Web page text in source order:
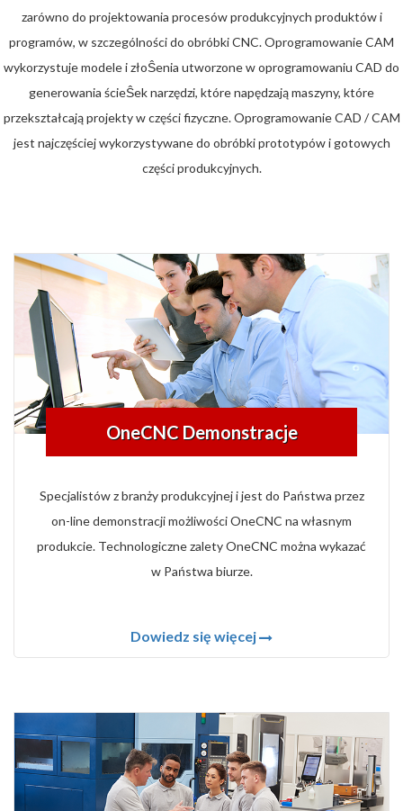
zarówno do projektowania procesów produkcyjnych produktów i
programów, w szczególności do obróbki CNC. Oprogramowanie CAM
wykorzystuje modele i złoŜenia utworzone w oprogramowaniu CAD do
generowania ścieŜek narzędzi, które napędzają maszyny, które
przekształcają projekty w części fizyczne. Oprogramowanie CAD / CAM
jest najczęściej wykorzystywane do obróbki prototypów i gotowych
części produkcyjnych.
OneCNC Demonstracje
Specjalistów z branży produkcyjnej i jest do Państwa przez
on-line demonstracji możliwości OneCNC na własnym
produkcie. Technologiczne zalety OneCNC można wykazać
w Państwa biurze.
Dowiedz się więcej